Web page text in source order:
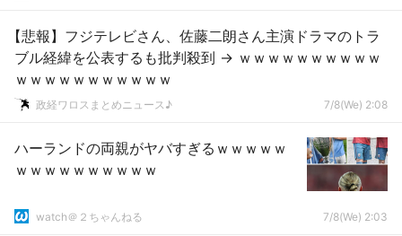
【悲報】フジテレビさん、佐藤二朗さん主演ドラマのトラ
ブル経緯を公表するも批判殺到 → ｗｗｗｗｗｗｗｗｗｗ
ｗｗｗｗｗｗｗｗｗｗｗ
政経ワロスまとめニュース♪ 7/8(We) 2:08
ハーランドの両親がヤバすぎるｗｗｗｗｗ
ｗｗｗｗｗｗｗｗｗｗ
watch＠２ちゃんねる 7/8(We) 2:03